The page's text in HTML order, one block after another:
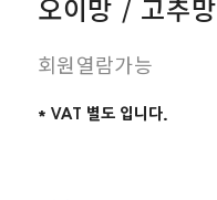
오이망 / 고추망
회원열람가능
* VAT 별도 입니다.